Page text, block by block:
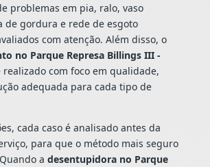
problemas em pia, ralo, vaso
de gordura e rede de esgoto
com atenção. Além disso, o
no Parque Represa Billings III -
com foco em qualidade,
adequada para cada tipo de
cada caso é analisado antes da
para que o método mais seguro
a desentupidora no Parque